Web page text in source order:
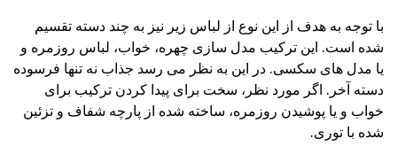
با توجه به هدف از این نوع از لباس زیر نیز به چند دسته تقسیم
شده است. این ترکیب مدل سازی چهره، خواب، لباس روزمره و
یا مدل های سکسی. در این به نظر می رسد جذاب نه تنها فرسوده
دسته آخر. اگر مورد نظر، سخت برای پیدا کردن ترکیب برای
خواب و یا پوشیدن روزمره، ساخته شده از پارچه شفاف و تزئین
شده با توری.